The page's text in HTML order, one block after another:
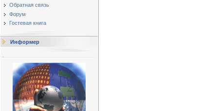
Обратная связь
Форум
Гостевая книга
Информер